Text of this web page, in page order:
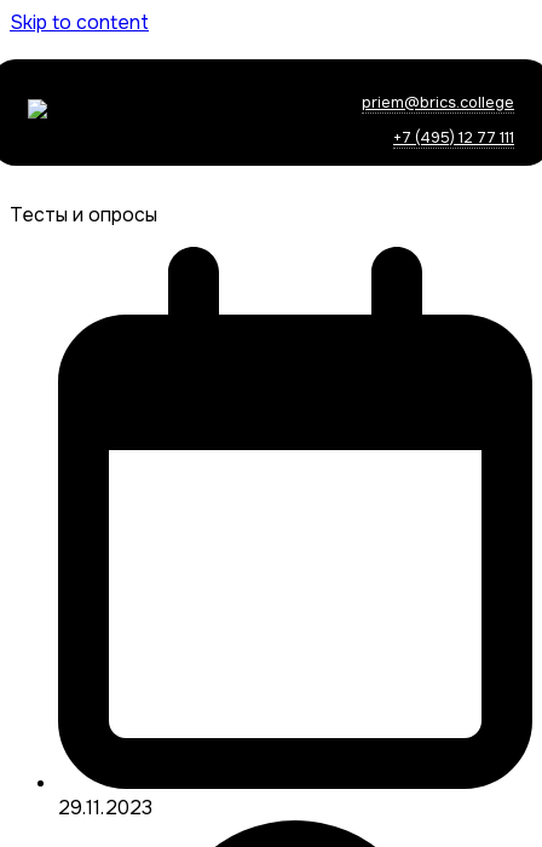
Skip to content
priem@brics.college
+7 (495) 12 77 111
Тесты и опросы
29.11.2023